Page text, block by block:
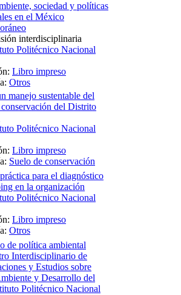
sociedad y políticas
en el México
interdisciplinaria
Politécnico Nacional
Libro impreso
Otros
manejo sustentable del
del Distrito
Politécnico Nacional
Libro impreso
Suelo de conservación
para el diagnóstico
en la organización
Politécnico Nacional
Libro impreso
Otros
de política ambiental
Interdisciplinario de
y Estudios sobre
y Desarrollo del
Politécnico Nacional